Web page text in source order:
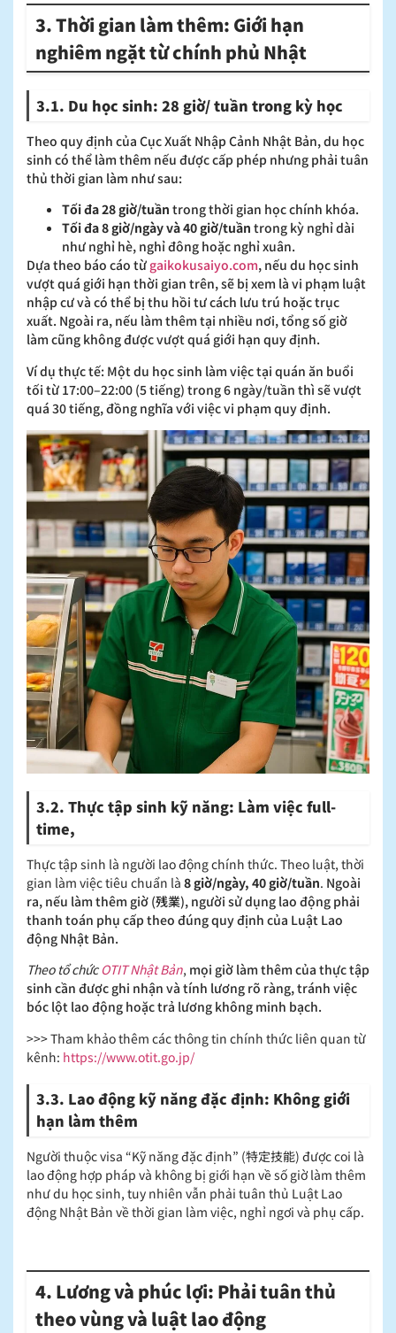
3. Thời gian làm thêm: Giới hạn
nghiêm ngặt từ chính phủ Nhật
3.1. Du học sinh: 28 giờ/ tuần trong kỳ học
Theo quy định của Cục Xuất Nhập Cảnh Nhật Bản, du học
sinh có thể làm thêm nếu được cấp phép nhưng phải tuân
thủ thời gian làm như sau:
Tối đa 28 giờ/tuần trong thời gian học chính khóa.
Tối đa 8 giờ/ngày và 40 giờ/tuần trong kỳ nghỉ dài
như nghỉ hè, nghỉ đông hoặc nghỉ xuân.
Dựa theo báo cáo từ gaikokusaiyo.com, nếu du học sinh
vượt quá giới hạn thời gian trên, sẽ bị xem là vi phạm luật
nhập cư và có thể bị thu hồi tư cách lưu trú hoặc trục
xuất. Ngoài ra, nếu làm thêm tại nhiều nơi, tổng số giờ
làm cũng không được vượt quá giới hạn quy định.
Ví dụ thực tế: Một du học sinh làm việc tại quán ăn buổi
tối từ 17:00–22:00 (5 tiếng) trong 6 ngày/tuần thì sẽ vượt
quá 30 tiếng, đồng nghĩa với việc vi phạm quy định.
3.2. Thực tập sinh kỹ năng: Làm việc full-
time,
Thực tập sinh là người lao động chính thức. Theo luật, thời
gian làm việc tiêu chuẩn là 8 giờ/ngày, 40 giờ/tuần. Ngoài
ra, nếu làm thêm giờ (残業), người sử dụng lao động phải
thanh toán phụ cấp theo đúng quy định của Luật Lao
động Nhật Bản.
Theo tổ chức OTIT Nhật Bản, mọi giờ làm thêm của thực tập
sinh cần được ghi nhận và tính lương rõ ràng, tránh việc
bóc lột lao động hoặc trả lương không minh bạch.
>>> Tham khảo thêm các thông tin chính thức liên quan từ
kênh: https://www.otit.go.jp/
3.3. Lao động kỹ năng đặc định: Không giới
hạn làm thêm
Người thuộc visa “Kỹ năng đặc định” (特定技能) được coi là
lao động hợp pháp và không bị giới hạn về số giờ làm thêm
như du học sinh, tuy nhiên vẫn phải tuân thủ Luật Lao
động Nhật Bản về thời gian làm việc, nghỉ ngơi và phụ cấp.
4. Lương và phúc lợi: Phải tuân thủ
theo vùng và luật lao động